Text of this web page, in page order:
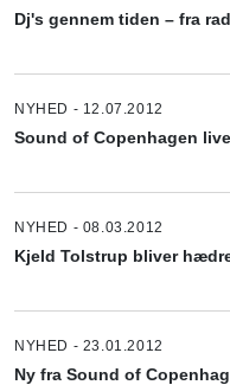
Dj's gennem tiden – fra
NYHED - 12.07.2012
Sound of Copenhagen
NYHED - 08.03.2012
Kjeld Tolstrup bliver
NYHED - 23.01.2012
Ny fra Sound of